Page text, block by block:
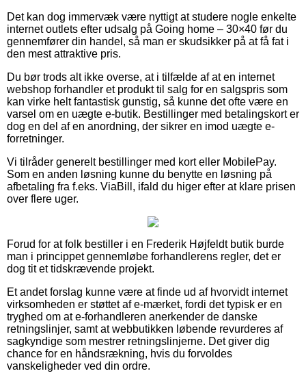
Det kan dog immervæk være nyttigt at studere nogle enkelte
internet outlets efter udsalg på Going home – 30×40 før du
gennemfører din handel, så man er skudsikker på at få fat i
den mest attraktive pris.
Du bør trods alt ikke overse, at i tilfælde af at en internet
webshop forhandler et produkt til salg for en salgspris som
kan virke helt fantastisk gunstig, så kunne det ofte være en
varsel om en uægte e-butik. Bestillinger med betalingskort er
dog en del af en anordning, der sikrer en imod uægte e-
forretninger.
Vi tilråder generelt bestillinger med kort eller MobilePay.
Som en anden løsning kunne du benytte en løsning på
afbetaling fra f.eks. ViaBill, ifald du higer efter at klare prisen
over flere uger.
Forud for at folk bestiller i en Frederik Højfeldt butik burde
man i princippet gennemløbe forhandlerens regler, det er
dog tit et tidskrævende projekt.
Et andet forslag kunne være at finde ud af hvorvidt internet
virksomheden er støttet af e-mærket, fordi det typisk er en
tryghed om at e-forhandleren anerkender de danske
retningslinjer, samt at webbutikken løbende revurderes af
sagkyndige som mestrer retningslinjerne. Det giver dig
chance for en håndsrækning, hvis du forvoldes
vanskeligheder ved din ordre.